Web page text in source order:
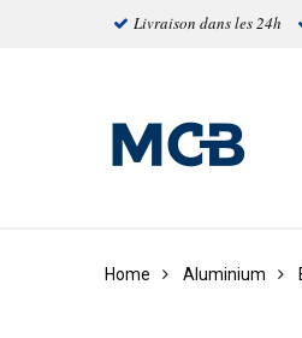
Livraison dans les 24h
Home Aluminium